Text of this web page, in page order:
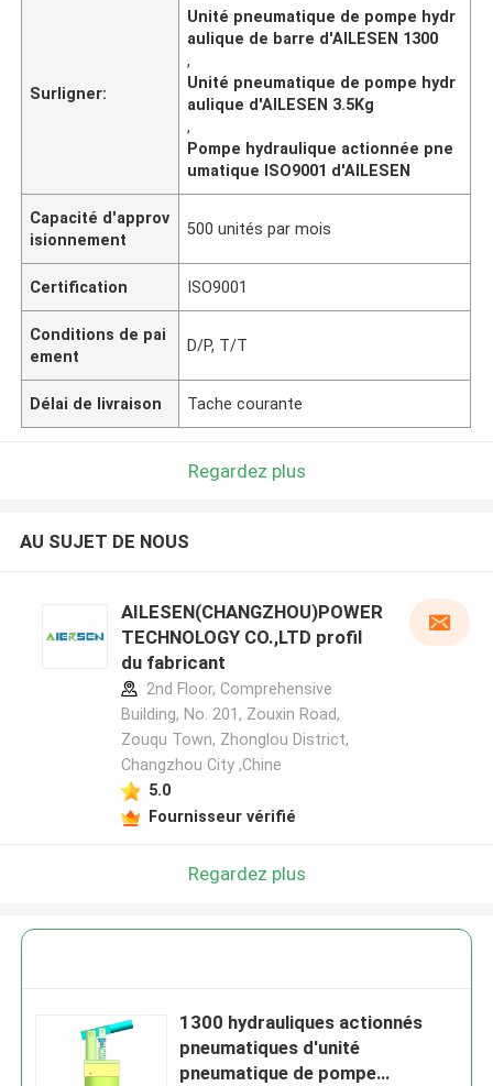
Surligner:
Unité pneumatique de pompe hydr
aulique de barre d'AILESEN 1300
,
Unité pneumatique de pompe hydr
aulique d'AILESEN 3.5Kg
,
Pompe hydraulique actionnée pne
umatique ISO9001 d'AILESEN
Capacité d'approv
isionnement
500 unités par mois
Certification ISO9001
Conditions de pai
ement
D/P, T/T
Délai de livraison Tache courante
Regardez plus
AU SUJET DE NOUS
AILESEN(CHANGZHOU)POWER
TECHNOLOGY CO.,LTD profil
du fabricant
2nd Floor, Comprehensive
Building, No. 201, Zouxin Road,
Zouqu Town, Zhonglou District,
Changzhou City ,Chine
5.0
Fournisseur vérifié
Regardez plus
1300 hydrauliques actionnés
pneumatiques d'unité
pneumatique de pompe